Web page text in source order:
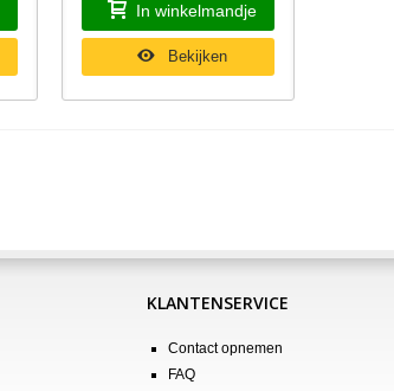
In winkelmandje
Bekijken
KLANTENSERVICE
Contact opnemen
FAQ